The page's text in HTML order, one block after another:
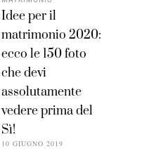
Idee per il
matrimonio 2020:
ecco le 150 foto
che devi
assolutamente
vedere prima del
Sì!
10 GIUGNO 2019